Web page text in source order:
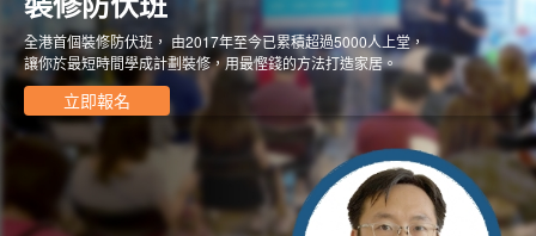
全港⾸個裝修防伏班， 由2017年⾄今已累積超過5000⼈上堂，
讓你於最短時間學成計劃裝修，⽤最慳錢的⽅法打造家居。
立即報名